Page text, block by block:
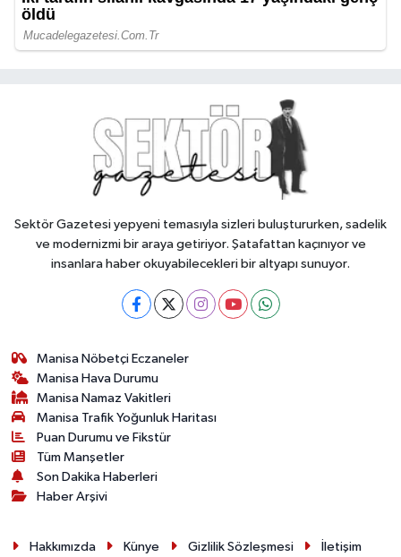
Sektör Gazetesi yepyeni temasıyla sizleri buluştururken, sadelik
ve modernizmi bir araya getiriyor. Şatafattan kaçınıyor ve
insanlara haber okuyabilecekleri bir altyapı sunuyor.
Manisa Nöbetçi Eczaneler
Manisa Hava Durumu
Manisa Namaz Vakitleri
Manisa Trafik Yoğunluk Haritası
Puan Durumu ve Fikstür
Tüm Manşetler
Son Dakika Haberleri
Haber Arşivi
Hakkımızda Künye Gizlilik Sözleşmesi İletişim